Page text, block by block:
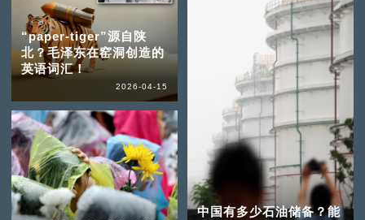
“paper-tiger”源自陕
北？毛泽东在窑洞创造的
英语词汇！
2026-04-15
中国有多少石油储备？能